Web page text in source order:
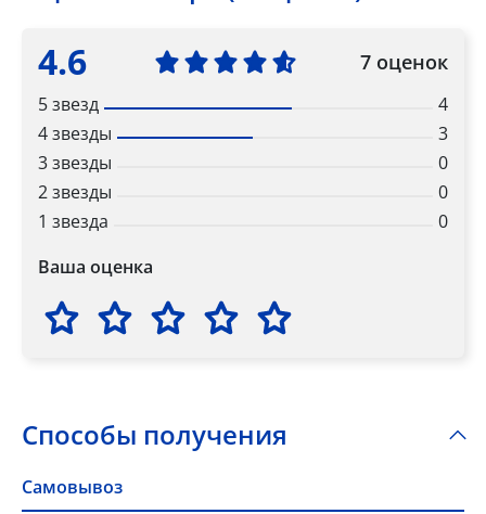
4.6 7 оценок
5 звезд
4
4 звезды
3
3 звезды
0
2 звезды
0
1 звезда
0
Ваша оценка
Способы получения
Самовывоз